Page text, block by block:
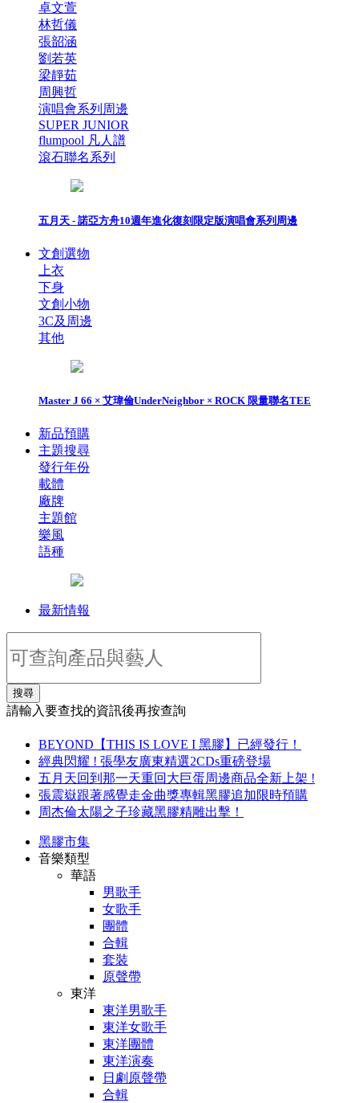
卓文萱
林哲儀
張韶涵
劉若英
梁靜茹
周興哲
演唱會系列周邊
SUPER JUNIOR
flumpool 凡人譜
滾石聯名系列
五月天 - 諾亞方舟10週年進化復刻限定版演唱會系列周邊
文創選物
上衣
下身
文創小物
3C及周邊
其他
Master J 66 × 艾瑋倫UnderNeighbor × ROCK 限量聯名TEE
新品預購
主題搜尋
發行年份
載體
廠牌
主題館
樂風
語種
最新情報
搜尋
請輸入要查找的資訊後再按查詢
BEYOND【THIS IS LOVE I 黑膠】已經發行！
經典閃耀 ! 張學友廣東精選2CDs重磅登場
五月天回到那一天重回大巨蛋周邊商品全新上架 !
張震嶽跟著感覺走金曲獎專輯黑膠追加限時預購
周杰倫太陽之子珍藏黑膠精雕出擊！
黑膠市集
音樂類型
華語
男歌手
女歌手
團體
合輯
套裝
原聲帶
東洋
東洋男歌手
東洋女歌手
東洋團體
東洋演奏
日劇原聲帶
合輯